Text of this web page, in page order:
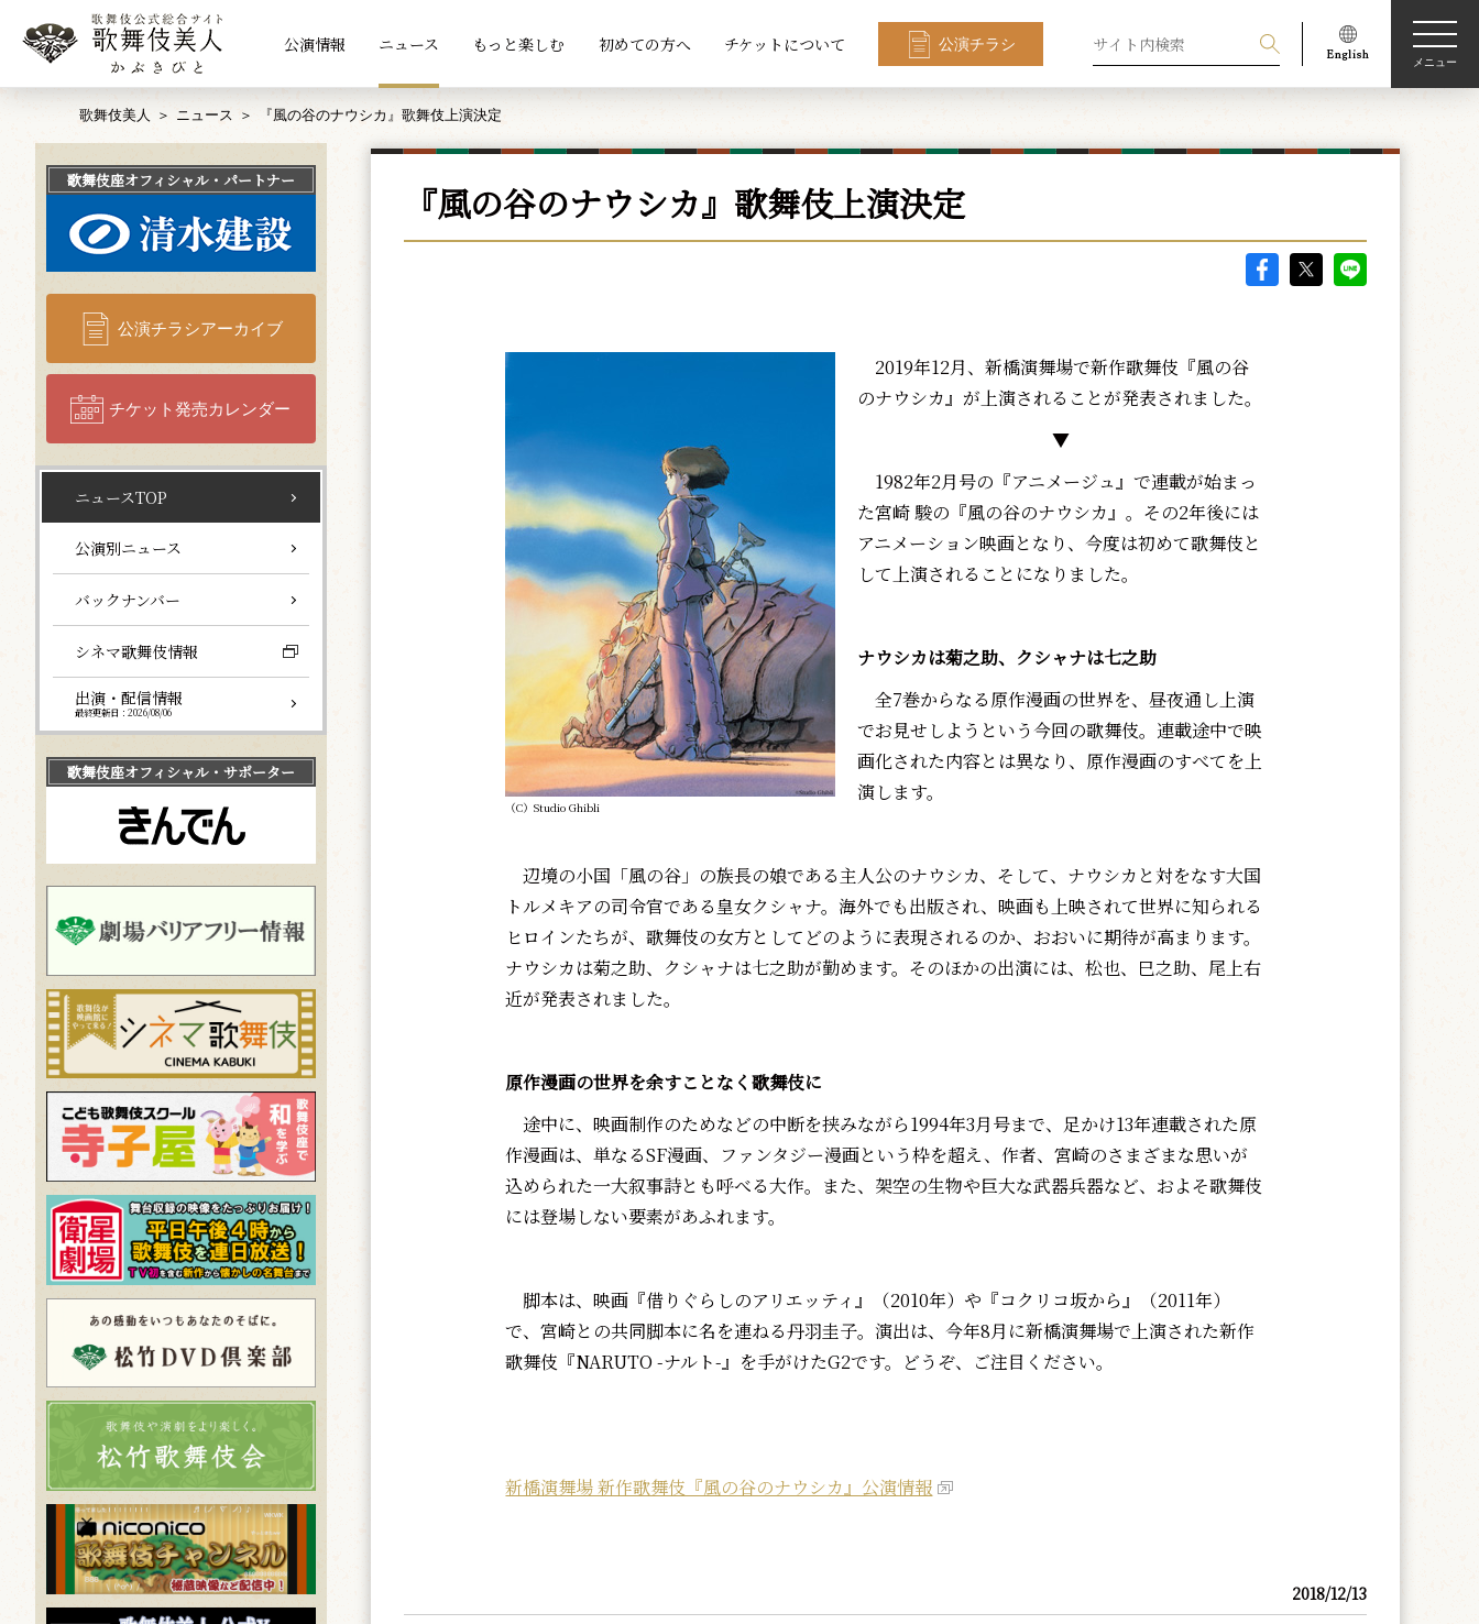
公演情報 ニュース もっと楽しむ 初めての方へ チケットについて 公演チラシ
メニュー
歌舞伎美人 ニュース 『風の谷のナウシカ』歌舞伎上演決定
『風の谷のナウシカ』歌舞伎上演決定
（C）Studio Ghibli
2019年12月、新橋演舞場で新作歌舞伎『風の谷
のナウシカ』が上演されることが発表されました。
▼
1982年2月号の『アニメージュ』で連載が始まっ
た宮崎 駿の『風の谷のナウシカ』。その2年後には
アニメーション映画となり、今度は初めて歌舞伎と
して上演されることになりました。
ナウシカは菊之助、クシャナは七之助
全7巻からなる原作漫画の世界を、昼夜通し上演
でお見せしようという今回の歌舞伎。連載途中で映
画化された内容とは異なり、原作漫画のすべてを上
演します。
辺境の小国「風の谷」の族長の娘である主人公のナウシカ、そして、ナウシカと対をなす大国
トルメキアの司令官である皇女クシャナ。海外でも出版され、映画も上映されて世界に知られる
ヒロインたちが、歌舞伎の女方としてどのように表現されるのか、おおいに期待が高まります。
ナウシカは菊之助、クシャナは七之助が勤めます。そのほかの出演には、松也、巳之助、尾上右
近が発表されました。
原作漫画の世界を余すことなく歌舞伎に
途中に、映画制作のためなどの中断を挟みながら1994年3月号まで、足かけ13年連載された原
作漫画は、単なるSF漫画、ファンタジー漫画という枠を超え、作者、宮崎のさまざまな思いが
込められた一大叙事詩とも呼べる大作。また、架空の生物や巨大な武器兵器など、およそ歌舞伎
には登場しない要素があふれます。
脚本は、映画『借りぐらしのアリエッティ』（2010年）や『コクリコ坂から』（2011年）
で、宮崎との共同脚本に名を連ねる丹羽圭子。演出は、今年8月に新橋演舞場で上演された新作
歌舞伎『NARUTO -ナルト-』を手がけたG2です。どうぞ、ご注目ください。
新橋演舞場 新作歌舞伎『風の谷のナウシカ』公演情報
2018/12/13
歌舞伎座オフィシャル・パートナー
公演チラシアーカイブ
チケット発売カレンダー
ニュースTOP
公演別ニュース
バックナンバー
シネマ歌舞伎情報
出演・配信情報
最終更新日：2026/08/06
歌舞伎座オフィシャル・サポーター